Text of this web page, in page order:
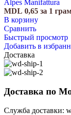
Alpes Manifattura
MDL 0,65 за 1
В корзину
Сравнить
Быстрый просмотр
Добавить в
Доставка
Доставка по
Служба доставки: